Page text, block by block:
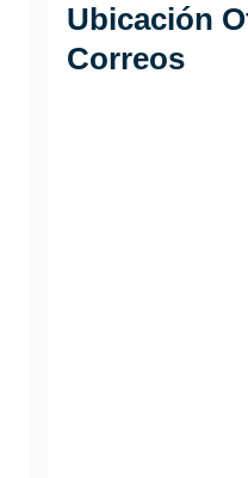
Ubicación
Correos